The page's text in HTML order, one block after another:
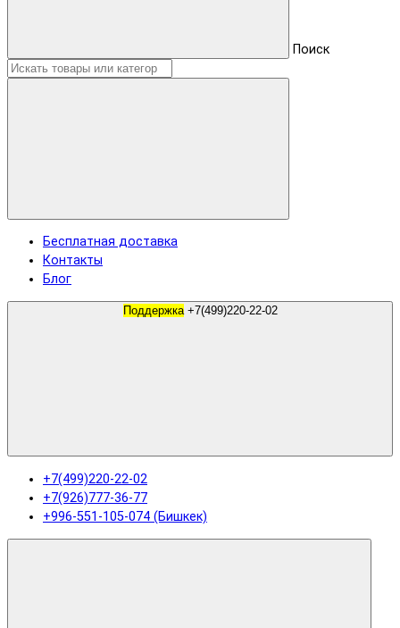
Поиск
Бесплатная доставка
Контакты
Блог
Поддержка +7(499)220-22-02
+7(499)220-22-02
+7(926)777-36-77
+996-551-105-074 (Бишкек)